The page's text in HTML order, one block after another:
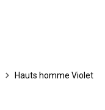
Hauts homme Violet